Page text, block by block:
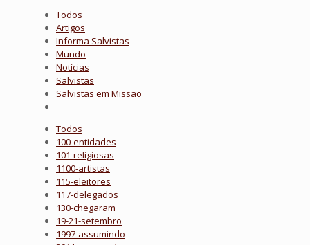
Todos
Artigos
Informa Salvistas
Mundo
Notícias
Salvistas
Salvistas em Missão
Todos
100-entidades
101-religiosas
1100-artistas
115-eleitores
117-delegados
130-chegaram
19-21-setembro
1997-assumindo